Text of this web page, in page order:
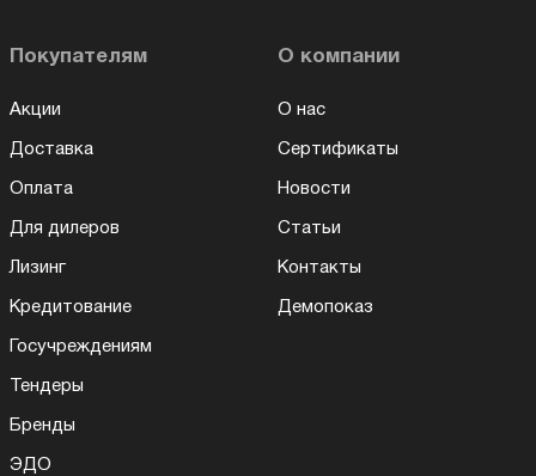
Покупателям
Акции
Доставка
Оплата
Для дилеров
Лизинг
Кредитование
Госучреждениям
Тендеры
Бренды
ЭДО
О компании
О нас
Сертификаты
Новости
Статьи
Контакты
Демопоказ